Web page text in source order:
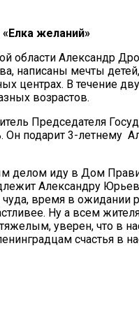
желаний»
области Александр
написаны мечты
В течение
возрастов.
Председателя
подарит 3-летнему
иду в Дом
Александру
время в ожидании
Ну а всем
уверен, что в
счастья в